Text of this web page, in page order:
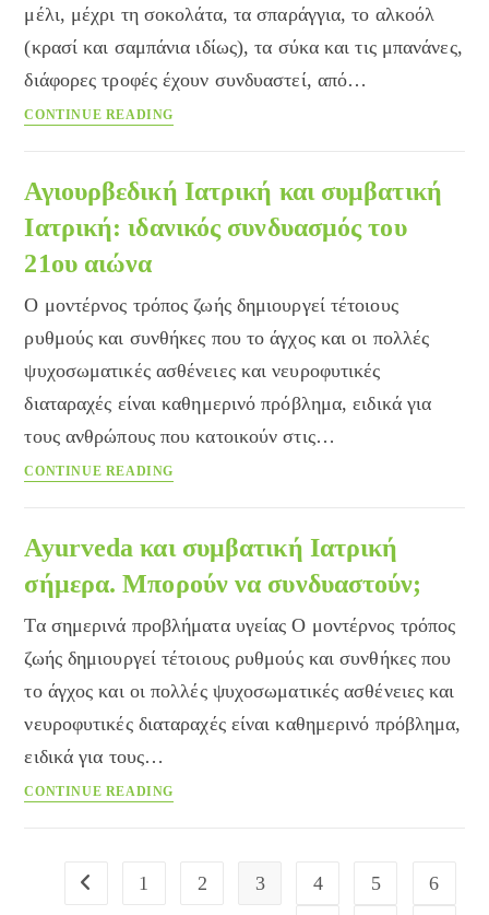
διαλέξω
καλύτερο
για
μέλι, μέχρι τη σοκολάτα, τα σπαράγγια, το αλκοόλ
(κρασί και σαμπάνια ιδίως), τα σύκα και τις μπανάνες,
διάφορες τροφές έχουν συνδυαστεί, από…
CONTINUE READING
έρωτα
Αγιουρβεδική Ιατρική και συμβατική
Ιατρική: ιδανικός συνδυασμός του
21ου αιώνα
Ο μοντέρνος τρόπος ζωής δημιουργεί τέτοιους
ρυθμούς και συνθήκες που το άγχος και οι πολλές
ψυχοσωματικές ασθένειες και νευροφυτικές
διαταραχές είναι καθημερινό πρόβλημα, ειδικά για
τους ανθρώπους που κατοικούν στις…
CONTINUE READING
συμβατική
Ιατρική:
ιδανικός
συνδυασμός
του
21ου
αιώνα
Ayurveda και συμβατική Ιατρική
σήμερα. Μπορούν να συνδυαστούν;
Τα σημερινά προβλήματα υγείας Ο μοντέρνος τρόπος
ζωής δημιουργεί τέτοιους ρυθμούς και συνθήκες που
το άγχος και οι πολλές ψυχοσωματικές ασθένειες και
νευροφυτικές διαταραχές είναι καθημερινό πρόβλημα,
ειδικά για τους…
CONTINUE READING
σήμερα.
Go to the previous page
1 2 3 4 5
6